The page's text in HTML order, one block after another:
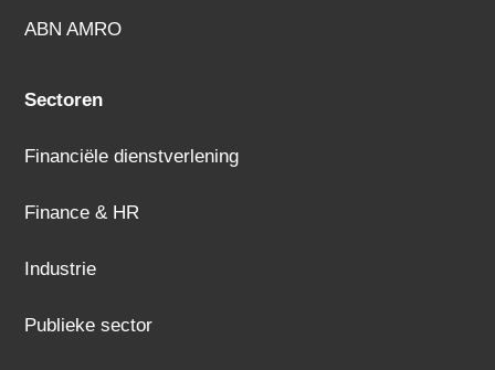
ABN AMRO
Sectoren
Financiële dienstverlening
Finance & HR
Industrie
Publieke sector